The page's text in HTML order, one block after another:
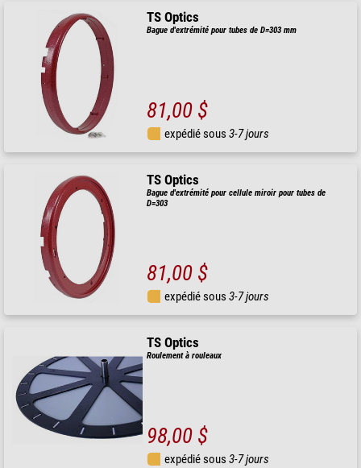
TS Optics
Bague d'extrémité pour tubes de D=303 mm
81,00 $
expédié sous3-7 jours
TS Optics
Bague d'extrémité pour cellule miroir pour tubes de
D=303
81,00 $
expédié sous3-7 jours
TS Optics
Roulement à rouleaux
98,00 $
expédié sous3-7 jours